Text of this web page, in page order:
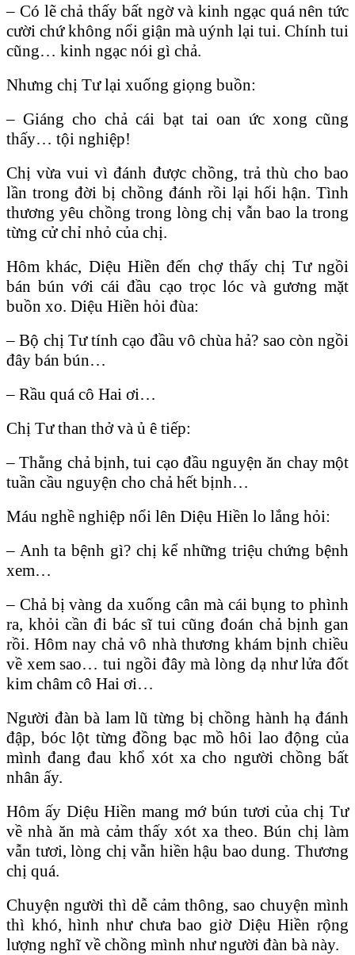
– Có lẽ chả thấy bất ngờ và kinh ngạc quá nên tức
cười chứ không nổi giận mà uýnh lại tui. Chính tui
cũng… kinh ngạc nói gì chả.
Nhưng chị Tư lại xuống giọng buồn:
– Giáng cho chả cái bạt tai oan ức xong cũng
thấy… tội nghiệp!
Chị vừa vui vì đánh được chồng, trả thù cho bao
lần trong đời bị chồng đánh rồi lại hối hận. Tình
thương yêu chồng trong lòng chị vẫn bao la trong
từng cử chỉ nhỏ của chị.
Hôm khác, Diệu Hiền đến chợ thấy chị Tư ngồi
bán bún với cái đầu cạo trọc lóc và gương mặt
buồn xo. Diệu Hiền hỏi đùa:
– Bộ chị Tư tính cạo đầu vô chùa hả? sao còn ngồi
đây bán bún…
– Rầu quá cô Hai ơi…
Chị Tư than thở và ủ ê tiếp:
– Thằng chả bịnh, tui cạo đầu nguyện ăn chay một
tuần cầu nguyện cho chả hết bịnh…
Máu nghề nghiệp nổi lên Diệu Hiền lo lắng hỏi:
– Anh ta bệnh gì? chị kể những triệu chứng bệnh
xem…
– Chả bị vàng da xuống cân mà cái bụng to phình
ra, khỏi cần đi bác sĩ tui cũng đoán chả bịnh gan
rồi. Hôm nay chả vô nhà thương khám bịnh chiều
về xem sao… tui ngồi đây mà lòng dạ như lửa đốt
kim châm cô Hai ơi…
Người đàn bà lam lũ từng bị chồng hành hạ đánh
đập, bóc lột từng đồng bạc mồ hôi lao động của
mình đang đau khổ xót xa cho người chồng bất
nhân ấy.
Hôm ấy Diệu Hiền mang mớ bún tươi của chị Tư
về nhà ăn mà cảm thấy xót xa theo. Bún chị làm
vẫn tươi, lòng chị vẫn hiền hậu bao dung. Thương
chị quá.
Chuyện người thì dễ cảm thông, sao chuyện mình
thì khó, hình như chưa bao giờ Diệu Hiền rộng
lượng nghĩ về chồng mình như người đàn bà này.